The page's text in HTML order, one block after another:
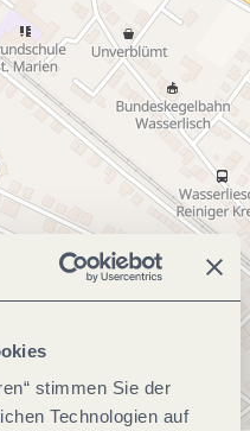
stimmen Sie der
Technologien auf